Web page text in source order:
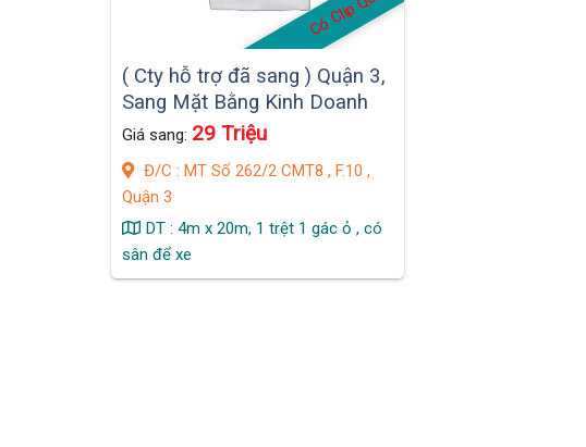
( Cty hỗ trợ đã sang ) Quận 3,
Sang Mặt Bằng Kinh Doanh
N/C , MB Mới đẹp, MT KD
F.10
Giá sang: 29 Triệu
Đ/C : MT Số 262/2 CMT8 , F.10 ,
Quận 3
DT : 4m x 20m, 1 trệt 1 gác ỏ , có
sân để xe